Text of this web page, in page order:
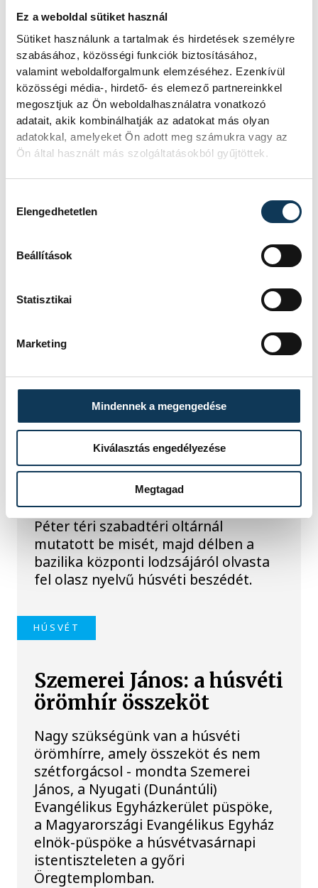
Ez a weboldal sütiket használ
Sütiket használunk a tartalmak és hirdetések személyre
szabásához, közösségi funkciók biztosításához,
valamint weboldalforgalmunk elemzéséhez. Ezenkívül
közösségi média-, hirdető- és elemező partnereinkkel
megosztjuk az Ön weboldalhasználatra vonatkozó
adatait, akik kombinálhatják az adatokat más olyan
adatokkal, amelyeket Ön adott meg számukra vagy az
Ön által használt más szolgáltatásokból gyűjtöttek.
Elengedhetetlen
Beállítások
Statisztikai
Marketing
Mindennek a megengedése
Kiválasztás engedélyezése
Megtagad
TOVÁBBI CIKKEK
Békét sürgetett XIV. Leó
pápa
XIV. Leó vasárnap délelőtt a Szent
Péter téri szabadtéri oltárnál
mutatott be misét, majd délben a
bazilika központi lodzsájáról olvasta
fel olasz nyelvű húsvéti beszédét.
HÚSVÉT
Szemerei János: a húsvéti
örömhír összeköt
Nagy szükségünk van a húsvéti
örömhírre, amely összeköt és nem
szétforgácsol - mondta Szemerei
János, a Nyugati (Dunántúli)
Evangélikus Egyházkerület püspöke,
a Magyarországi Evangélikus Egyház
elnök-püspöke a húsvétvasárnapi
istentiszteleten a győri
Öregtemplomban.